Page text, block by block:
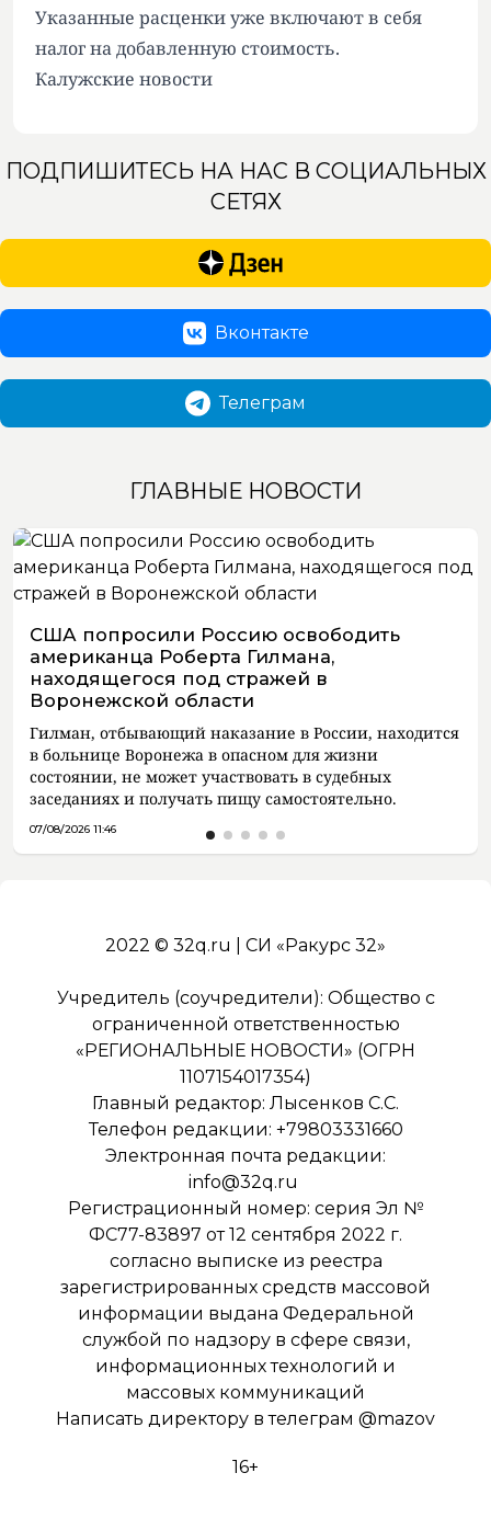
Указанные расценки уже включают в себя
налог на добавленную стоимость.
Калужские новости
ПОДПИШИТЕСЬ НА НАС В СОЦИАЛЬНЫХ
СЕТЯХ
Вконтакте
Телеграм
ГЛАВНЫЕ НОВОСТИ
США попросили Россию освободить
американца Роберта Гилмана,
находящегося под стражей в
Воронежской области
Гилман, отбывающий наказание в России, находится
в больнице Воронежа в опасном для жизни
состоянии, не может участвовать в судебных
заседаниях и получать пищу самостоятельно.
07/08/2026 11:46
2022 © 32q.ru | СИ «Ракурс 32»
Учредитель (соучредители): Общество с
ограниченной ответственностью
«РЕГИОНАЛЬНЫЕ НОВОСТИ» (ОГРН
1107154017354)
Главный редактор: Лысенков С.С.
Телефон редакции: +79803331660
Электронная почта редакции:
info@32q.ru
Регистрационный номер: серия Эл №
ФС77-83897 от 12 сентября 2022 г.
согласно выписке из реестра
зарегистрированных средств массовой
информации выдана Федеральной
службой по надзору в сфере связи,
информационных технологий и
массовых коммуникаций
Написать директору в телеграм @mazov
16+